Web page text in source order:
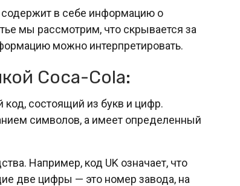
в себе информацию о
мы рассмотрим, что скрывается за
можно интерпретировать.
Coca-Cola:
состоящий из букв и цифр.
символов, а имеет определенный
Например, код UK означает, что
две цифры — это номер завода, на